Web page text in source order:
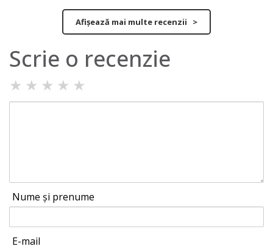
Afișează mai multe recenzii >
Scrie o recenzie
★ ★ ★ ★ ★
Nume și prenume
E-mail